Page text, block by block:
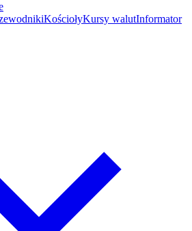
KościołyKursy walutInformator